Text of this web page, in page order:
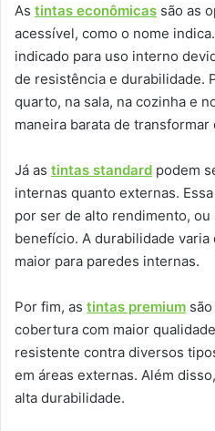
As tintas econômicas são as
acessível, como o nome
indicado para uso interno
de resistência e durabilidade.
quarto, na sala, na cozinha e
maneira barata de transformar
Já as tintas standard podem
internas quanto externas.
por ser de alto rendimento,
benefício. A durabilidade
maior para paredes internas.
Por fim, as tintas premium
cobertura com maior
resistente contra diversos
em áreas externas. Além
alta durabilidade.